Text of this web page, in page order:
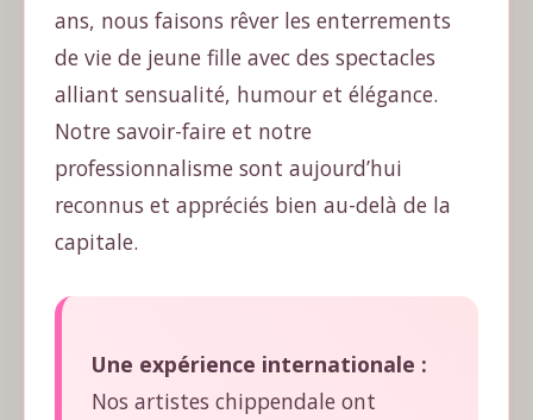
ans, nous faisons rêver les enterrements
de vie de jeune fille avec des spectacles
alliant sensualité, humour et élégance.
Notre savoir-faire et notre
professionnalisme sont aujourd’hui
reconnus et appréciés bien au-delà de la
capitale.
Une expérience internationale :
Nos artistes chippendale ont